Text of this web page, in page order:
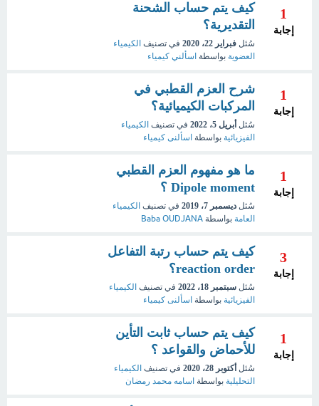
1
إجابة
كيف يتم حساب الشحنة
التقديرية؟
سُئل فبراير 22، 2020 في تصنيف الكيمياء
العضوية بواسطة اسألني كيمياء
1
إجابة
شرح العزم القطبي في
المركبات الكيميائية؟
سُئل أبريل 5، 2022 في تصنيف الكيمياء
الفيزيائية بواسطة اسألنى كيمياء
1
إجابة
ما هو مفهوم العزم القطبي
Dipole moment ؟
سُئل ديسمبر 7، 2019 في تصنيف الكيمياء
العامة بواسطة Baba OUDJANA
3
إجابة
كيف يتم حساب رتبة التفاعل
reaction order؟
سُئل سبتمبر 18، 2022 في تصنيف الكيمياء
الفيزيائية بواسطة اسألنى كيمياء
1
إجابة
كيف يتم حساب ثابت التأين
للأحماض والقواعد ؟
سُئل أكتوبر 28، 2020 في تصنيف الكيمياء
التحليلية بواسطة اسامه محمد رمضان